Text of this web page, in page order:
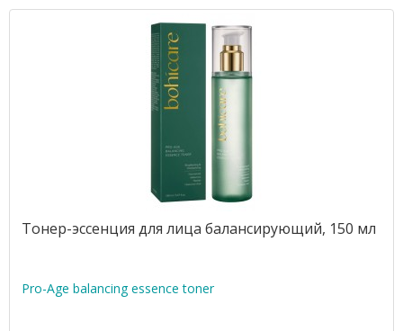
Тонер-эссенция для лица балансирующий, 150 мл
Pro-Age balancing essence toner